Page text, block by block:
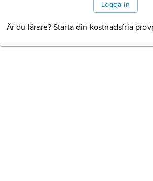
Logga in
Är du lärare? Starta din kostnadsfria